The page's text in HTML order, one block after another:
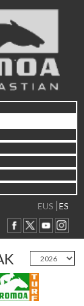
EUS ES